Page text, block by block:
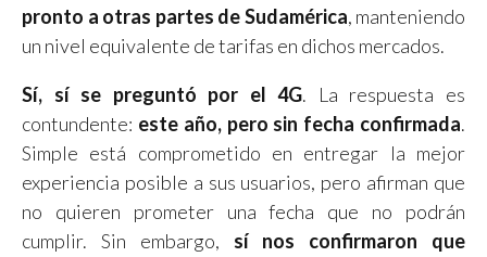
pronto a otras partes de Sudamérica, manteniendo
un nivel equivalente de tarifas en dichos mercados.
Sí, sí se preguntó por el 4G. La respuesta es
contundente: este año, pero sin fecha confirmada.
Simple está comprometido en entregar la mejor
experiencia posible a sus usuarios, pero afirman que
no quieren prometer una fecha que no podrán
cumplir. Sin embargo, sí nos confirmaron que